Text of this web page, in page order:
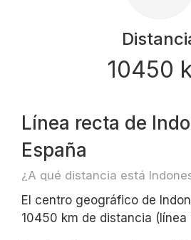
10450
Línea recta de
España
¿A qué distancia está
El centro geográfico de
10450 km de distancia (línea